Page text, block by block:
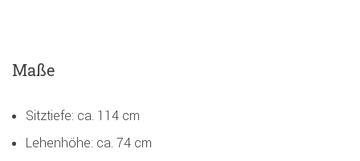
Maße
Sitztiefe: ca. 114 cm
Lehenhöhe: ca. 74 cm